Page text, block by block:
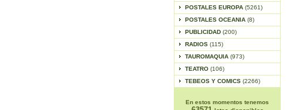
POSTALES EUROPA (5261)
POSTALES OCEANIA (8)
PUBLICIDAD (200)
RADIOS (115)
TAUROMAQUIA (973)
TEATRO (106)
TEBEOS Y COMICS (2266)
En estos momentos tenemos